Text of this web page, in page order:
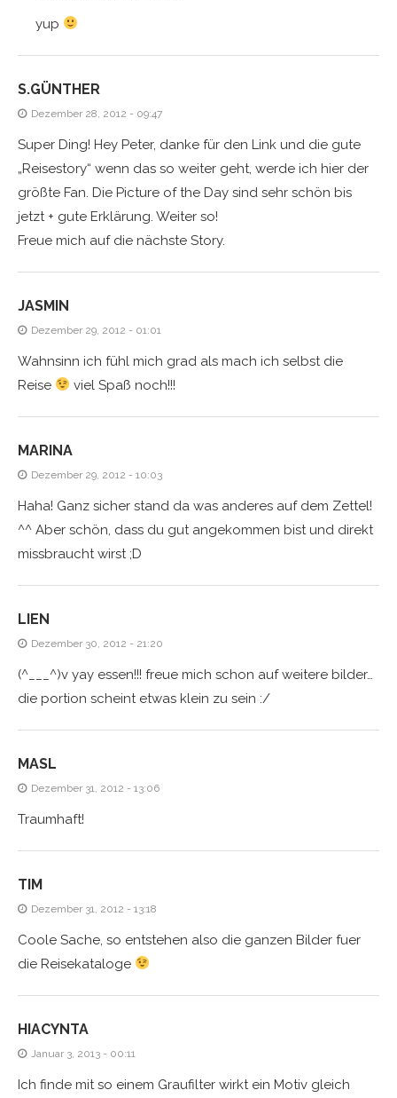
yup
S.GÜNTHER
Dezember 28, 2012 - 09:47
Super Ding! Hey Peter, danke für den Link und die gute
„Reisestory“ wenn das so weiter geht, werde ich hier der
größte Fan. Die Picture of the Day sind sehr schön bis
jetzt + gute Erklärung. Weiter so!
Freue mich auf die nächste Story.
JASMIN
Dezember 29, 2012 - 01:01
Wahnsinn ich fühl mich grad als mach ich selbst die
Reise
viel Spaß noch!!!
MARINA
Dezember 29, 2012 - 10:03
Haha! Ganz sicher stand da was anderes auf dem Zettel!
^^ Aber schön, dass du gut angekommen bist und direkt
missbraucht wirst ;D
LIEN
Dezember 30, 2012 - 21:20
(^___^)v yay essen!!! freue mich schon auf weitere bilder…
die portion scheint etwas klein zu sein :/
MASL
Dezember 31, 2012 - 13:06
Traumhaft!
TIM
Dezember 31, 2012 - 13:18
Coole Sache, so entstehen also die ganzen Bilder fuer
die Reisekataloge
HIACYNTA
Januar 3, 2013 - 00:11
Ich finde mit so einem Graufilter wirkt ein Motiv gleich